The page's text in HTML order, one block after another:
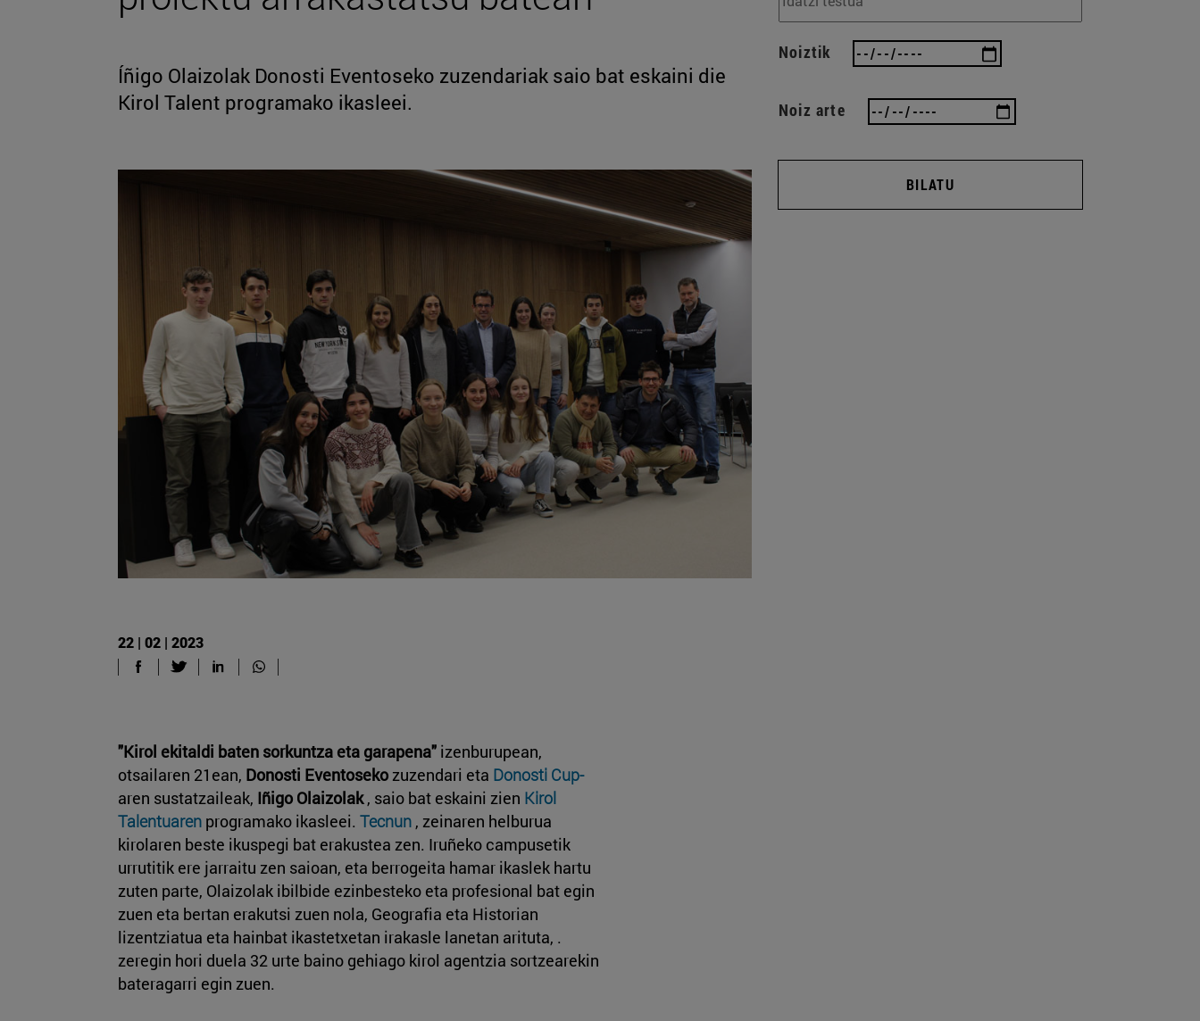
Íñigo Olaizolak Donosti Eventoseko zuzendariak saio bat eskaini die
Kirol Talent programako ikasleei.
22 | 02 | 2023
"Kirol ekitaldi baten sorkuntza eta garapena" izenburupean,
otsailaren 21ean, Donosti Eventoseko zuzendari eta Donosti Cup-
aren sustatzaileak, Iñigo Olaizolak, saio bat eskaini zien Kirol
Talentuaren programako ikasleei. Tecnun , zeinaren helburua
kirolaren beste ikuspegi bat erakustea zen. Iruñeko campusetik
urrutitik ere jarraitu zen saioan, eta berrogeita hamar ikaslek hartu
zuten parte, Olaizolak ibilbide ezinbesteko eta profesional bat egin
zuen eta bertan erakutsi zuen nola, Geografia eta Historian
lizentziatua eta hainbat ikastetxetan irakasle lanetan arituta, .
zeregin hori duela 32 urte baino gehiago kirol agentzia sortzearekin
bateragarri egin zuen.
Noiztik
Noiz arte
BILATU